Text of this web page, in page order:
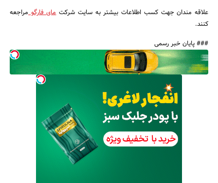
علاقه مندان جهت کسب اطلاعات بیشتر به سایت شرکتمای فارگومراجعه
کنند.
### پایان خبر رسمی